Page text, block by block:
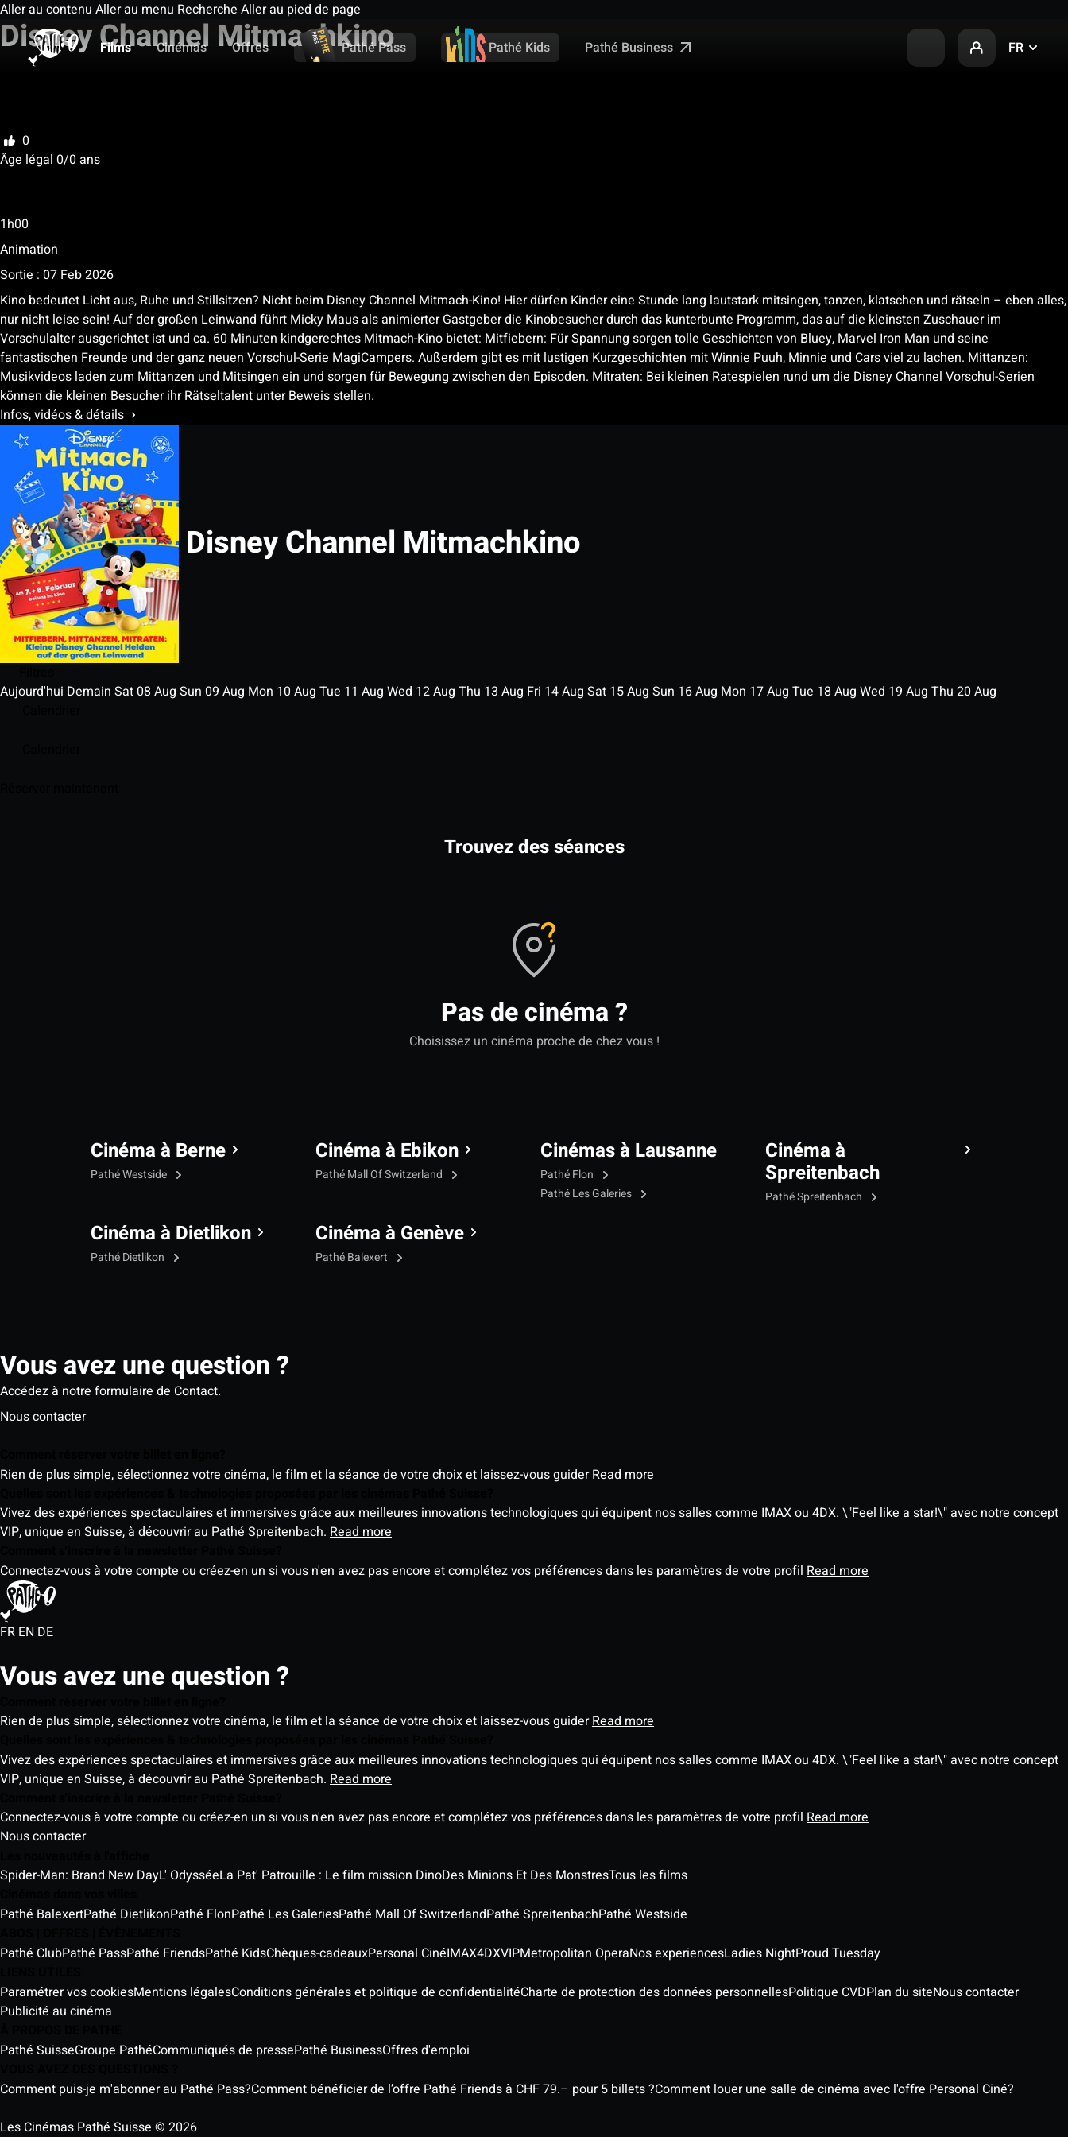
Aller au contenu Aller au menu Recherche Aller au pied de page
Films
Cinémas Offres Pathé Pass Pathé Kids Pathé Business FR
Disney Channel Mitmachkino
0
Âge légal 0/0 ans
1h00
Animation
Sortie : 07 Feb 2026
Kino bedeutet Licht aus, Ruhe und Stillsitzen? Nicht beim Disney Channel Mitmach-Kino! Hier dürfen Kinder eine Stunde lang lautstark mitsingen, tanzen, klatschen und rätseln – eben alles,
nur nicht leise sein! Auf der großen Leinwand führt Micky Maus als animierter Gastgeber die Kinobesucher durch das kunterbunte Programm, das auf die kleinsten Zuschauer im
Vorschulalter ausgerichtet ist und ca. 60 Minuten kindgerechtes Mitmach-Kino bietet: Mitfiebern: Für Spannung sorgen tolle Geschichten von Bluey, Marvel Iron Man und seine
fantastischen Freunde und der ganz neuen Vorschul-Serie MagiCampers. ​Außerdem gibt es mit lustigen Kurzgeschichten mit Winnie Puuh, Minnie und Cars viel zu lachen. Mittanzen:
Musikvideos laden zum Mittanzen und Mitsingen ein und sorgen für Bewegung zwischen den Episoden. Mitraten: Bei kleinen Ratespielen rund um die Disney Channel Vorschul-Serien
können die kleinen Besucher ihr Rätseltalent unter Beweis stellen.
Infos, vidéos & détails
Disney Channel Mitmachkino
Aujourd'hui Demain Sat 08 Aug Sun 09 Aug Mon 10 Aug Tue 11 Aug Wed 12Aug Thu 13 Aug Fri 14Aug Sat 15Aug Sun 16Aug Mon 17Aug Tue 18 Aug Wed 19 Aug Thu 20 Aug
Trouvez des séances
Pas de cinéma ?
Choisissez un cinéma proche de chez vous !
Cinéma à Berne
Pathé Westside
Cinéma à Dietlikon
Pathé Dietlikon
Cinéma à Ebikon
Pathé Mall Of Switzerland
Cinéma à Genève
Pathé Balexert
Cinémas à Lausanne
Pathé Flon
Pathé Les Galeries
Cinéma à
Spreitenbach
Pathé Spreitenbach
Vous avez une question ?
Accédez à notre formulaire de Contact.
Nous contacter
Rien de plus simple, sélectionnez votre cinéma, le film et la séance de votre choix et laissez-vous guiderRead more
Vivez des expériences spectaculaires et immersives grâce aux meilleures innovations technologiques qui équipent nos salles comme IMAX ou 4DX. \"Feel like a star!\" avec notre concept
VIP, unique en Suisse, à découvrir au Pathé Spreitenbach. Read more
Connectez-vous à votre compte ou créez-en un si vous n'en avez pas encore et complétez vos préférences dans les paramètres de votre profil Read more
FR EN DE
Vous avez une question ?
Rien de plus simple, sélectionnez votre cinéma, le film et la séance de votre choix et laissez-vous guiderRead more
Vivez des expériences spectaculaires et immersives grâce aux meilleures innovations technologiques qui équipent nos salles comme IMAX ou 4DX. \"Feel like a star!\" avec notre concept
VIP, unique en Suisse, à découvrir au Pathé Spreitenbach. Read more
Connectez-vous à votre compte ou créez-en un si vous n'en avez pas encore et complétez vos préférences dans les paramètres de votre profil Read more
Nous contacter
Spider-Man: Brand New DayL' OdysséeLa Pat' Patrouille : Le film mission DinoDes Minions Et Des MonstresTous les films
Pathé BalexertPathé DietlikonPathé FlonPathé Les GaleriesPathé Mall Of SwitzerlandPathé SpreitenbachPathé Westside
Pathé ClubPathé PassPathé FriendsPathé KidsChèques-cadeauxPersonal CinéIMAX4DXVIPMetropolitan OperaNos experiencesLadies NightProud Tuesday
Paramétrer vos cookiesMentions légalesConditions générales et politique de confidentialitéCharte de protection des données personnellesPolitique CVDPlan du siteNous contacter
Publicité au cinéma
Pathé SuisseGroupe PathéCommuniqués de pressePathé BusinessOffres d'emploi
Comment puis-je m'abonner au Pathé Pass?Comment bénéficier de l’offre Pathé Friends à CHF 79.– pour 5 billets ?Comment louer une salle de cinéma avec l'offre Personal Ciné?
Les Cinémas Pathé Suisse © 2026